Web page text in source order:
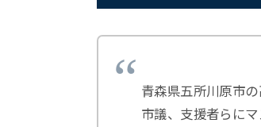
青森県五所川原市の
市議、支援者らに